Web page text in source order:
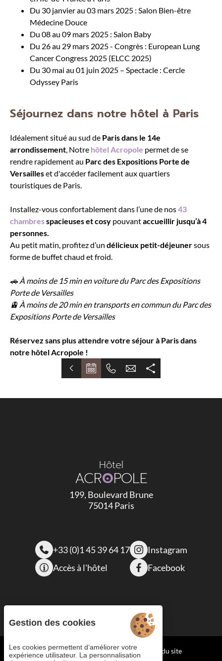
Du 30 janvier au 03 mars 2025 : Salon Bien-être
Médecine Douce
Du 08 au 09 mars 2025 : Salon Baby
Du 26 au 29 mars 2025 - Congrès : European Lung
Cancer Congress 2025 (ELCC 2025)
Du 30 mai au 01 juin 2025 – Spectacle : Cercle
Odyssey Paris
Séjournez dans notre hôtel à Paris
Idéalement situé au sud de Paris dans le 14e
arrondissement, Notre hôtel Acropole permet de se
rendre rapidement au Parc des Expositions Porte de
Versailleset d'accéder facilement aux quartiers
touristiques de Paris.
Installez-vous confortablement dans l’une de nos43
chambresspacieuses et cosy pouvantaccueillir jusqu’à 4
personnes.
Au petit matin, profitez d’un délicieux petit-déjeunersous
forme de buffet chaud et froid.
🚗 À moins de 15 min en voiture du Parc des Expositions
Porte de Versailles
🚊 À moins de 20 min en transports en commun du Parc des
Expositions Porte de Versailles
Réservez sans plus attendre votre séjour à Paris dans
notre hôtel Acropole !
Hôtel
ACROPOLE
199, Boulevard Brune
75014 Paris
+33 (0)1 45 39 64 17
Accès à l'hôtel
Instagram
Facebook
Cookies CGV Mentions légales Plan du site
Gestion des cookies
Les cookies permettent d’améliorer votre
expérience utilisateur. La personnalisation